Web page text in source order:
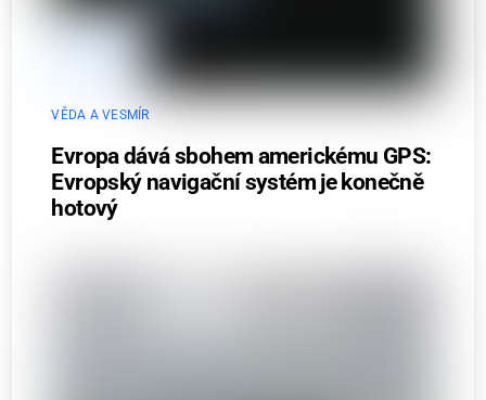
VĚDA A VESMÍR
Evropa dává sbohem americkému GPS:
Evropský navigační systém je konečně
hotový